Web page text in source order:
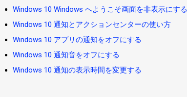
Windows 10 Windows へようこそ画面を非表示にする
Windows 10 通知とアクションセンターの使い方
Windows 10 アプリの通知をオフにする
Windows 10 通知音をオフにする
Windows 10 通知の表示時間を変更する